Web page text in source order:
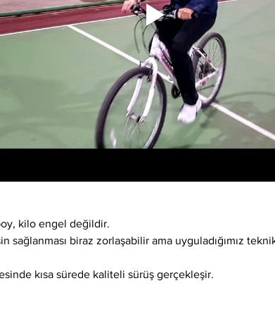
kilo engel değildir.
sağlanması biraz zorlaşabilir ama uyguladığımız
kısa sürede kaliteli sürüş gerçekleşir.